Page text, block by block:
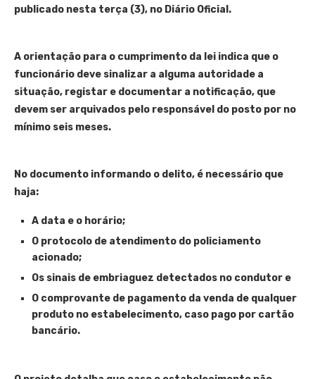
publicado nesta terça (3), no Diário Oficial.
A orientação para o cumprimento da lei indica que o
funcionário deve sinalizar a alguma autoridade a
situação, registar e documentar a notificação, que
devem ser arquivados pelo responsável do posto por no
mínimo seis meses.
No documento informando o delito, é necessário que
haja:
A data e o horário;
O protocolo de atendimento do policiamento
acionado;
Os sinais de embriaguez detectados no condutor e
O comprovante de pagamento da venda de qualquer
produto no estabelecimento, caso pago por cartão
bancário.